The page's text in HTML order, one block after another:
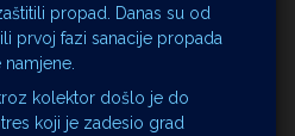
propad. Danas su od
prvoj fazi sanacije propada
kolektor došlo je do
koji je zadesio grad